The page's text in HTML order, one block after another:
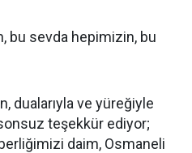
bu sevda hepimizin, bu
dualarıyla ve yüreğiyle
teşekkür ediyor;
daim, Osmaneli